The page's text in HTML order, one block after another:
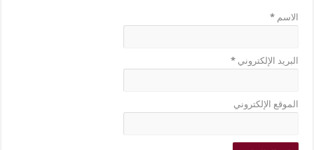
الاسم*
البريد الإلكتروني*
الموقع الإلكتروني